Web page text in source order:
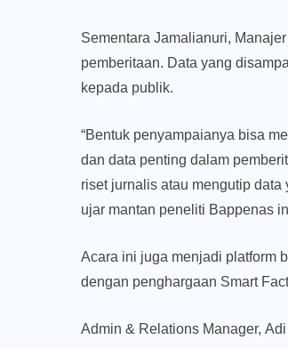
Sementara Jamalianuri,
pemberitaan. Data yang
kepada publik.
“Bentuk penyampaianya bisa
dan data penting dalam
riset jurnalis atau mengutip
ujar mantan peneliti Bappenas
Acara ini juga menjadi platform
dengan penghargaan Smart
Admin & Relations Manager,